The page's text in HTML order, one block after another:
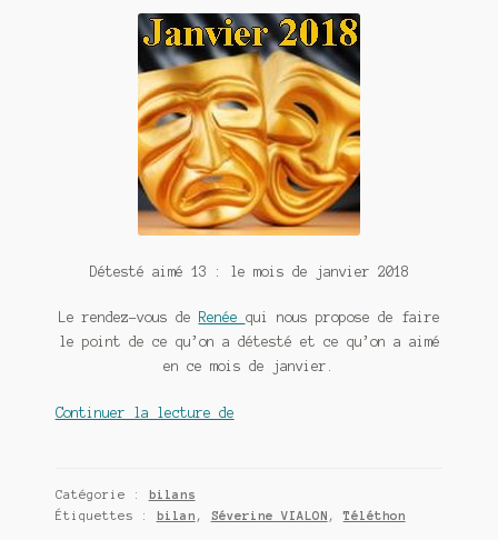
Détesté aimé 13 : le mois de janvier 2018
Le rendez-vous de Renée qui nous propose de faire
le point de ce qu’on a détesté et ce qu’on a aimé
en ce mois de janvier.
Continuer la lecture deDétesté
Catégorie : bilans
Étiquettes : bilan , Séverine VIALON ,Téléthon